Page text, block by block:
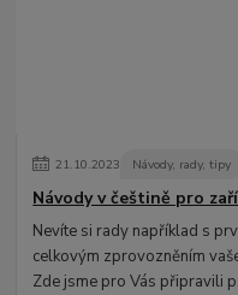
21.10.2023 Návody, rady, tipy
Návody v češtině pro
Nevíte si rady například s
celkovým zprovozněním
Zde jsme pro Vás připravili